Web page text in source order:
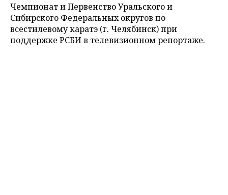
Чемпионат и Первенство Уральского и
Сибирского Федеральных округов по
всестилевому каратэ (г. Челябинск) при
поддержке РСБИ в телевизионном репортаже.